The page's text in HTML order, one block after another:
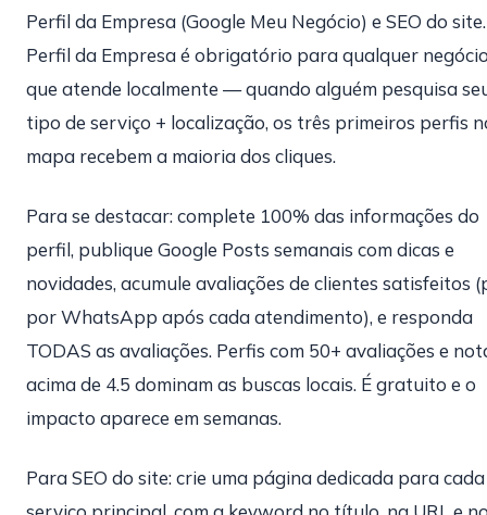
Perfil da Empresa (Google Meu Negócio) e SEO do
Perfil da Empresa é obrigatório para qualquer
que atende localmente — quando alguém pesquisa
tipo de serviço + localização, os três primeiros perfis
mapa recebem a maioria dos cliques.
Para se destacar: complete 100% das informações do
perfil, publique Google Posts semanais com dicas e
novidades, acumule avaliações de clientes satisfeitos
por WhatsApp após cada atendimento), e responda
TODAS as avaliações. Perfis com 50+ avaliações e
acima de 4.5 dominam as buscas locais. É gratuito e o
impacto aparece em semanas.
Para SEO do site: crie uma página dedicada para cada